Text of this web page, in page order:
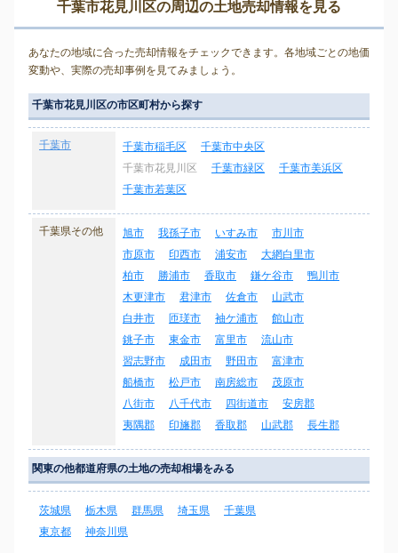
千葉市花見川区の周辺の土地売却情報を見る
あなたの地域に合った売却情報をチェックできます。各地域ごとの地価
変動や、実際の売却事例を見てみましょう。
千葉市花見川区の市区町村から探す
千葉市 千葉市稲毛区
千葉市中央区
千葉市花見川区
千葉市緑区
千葉市美浜区
千葉市若葉区
千葉県その他 旭市 我孫子市 いすみ市
市川市
市原市
印西市 浦安市
大網白里市
柏市
勝浦市 香取市 鎌ケ谷市
鴨川市
木更津市
君津市 佐倉市
山武市
白井市
匝瑳市 袖ケ浦市
館山市
銚子市
東金市 富里市
流山市
習志野市
成田市 野田市
富津市
船橋市
松戸市 南房総市
茂原市
八街市
八千代市 四街道市
安房郡
夷隅郡
印旛郡 香取郡 山武郡 長生郡
関東の他都道府県の土地の売却相場をみる
茨城県 栃木県 群馬県 埼玉県
千葉県
東京都
神奈川県